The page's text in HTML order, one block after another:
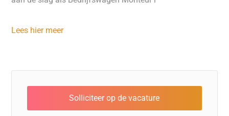
Lees hier meer